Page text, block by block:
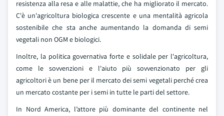
resistenza alla resa e alle malattie, che ha migliorato il mercato.
C'è un'agricoltura biologica crescente e una mentalità agricola
sostenibile che sta anche aumentando la domanda di semi
vegetali non OGM e biologici.
Inoltre, la politica governativa forte e solidale per l'agricoltura,
come le sovvenzioni e l'aiuto più sovvenzionato per gli
agricoltori è un bene per il mercato dei semi vegetali perché crea
un mercato costante per i semi in tutte le parti del settore.
In Nord America, l’attore più dominante del continente nel